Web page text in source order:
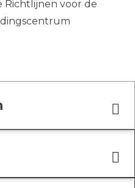
Richtlijnen voor de